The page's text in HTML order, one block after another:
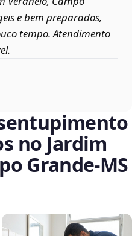
e bem preparados,
tempo. Atendimento
no Jardim
Grande‑MS